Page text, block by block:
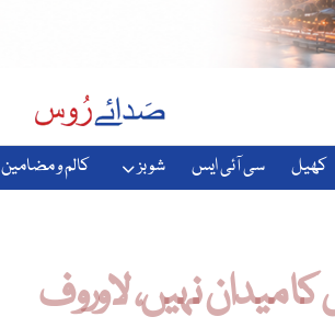
کھیل سی آئی ایس شوبز کالم و مضامین
میدان نہیں، لاوروف